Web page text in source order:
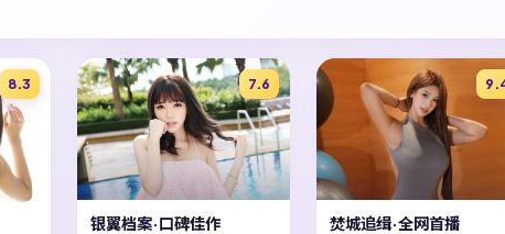
8.3 7.6
银翼档案·口碑佳作 焚城追缉·全网首播